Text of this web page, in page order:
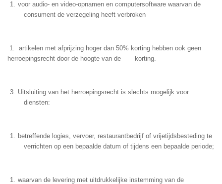
voor audio- en video-opnamen en computersoftware waarvan de
consument de verzegeling heeft verbroken
1. artikelen met afprijzing hoger dan 50% korting hebben ook geen
herroepingsrecht door de hoogte van de korting.
Uitsluiting van het herroepingsrecht is slechts mogelijk voor
diensten:
betreffende logies, vervoer, restaurantbedrijf of vrijetijdsbesteding te
verrichten op een bepaalde datum of tijdens een bepaalde periode;
waarvan de levering met uitdrukkelijke instemming van de